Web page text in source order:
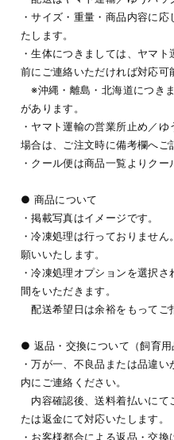
・サイズ・重量・商品内容に
たします。
・生体につきましては、ヤマ
前にご連絡いただければ対応可
※沖縄・離島・北海道につき
があります。
・ヤマト運輸の営業所止め／
場合は、ご注文時に備考欄へご
・クール便は商品一覧よりクー
● 商品について
・掲載写真はイメージです。
・冷凍処理は行っておりませ
願いいたします。
・冷凍処理オプションを選択
間をいただきます。
配送希望日は余裕をもってご
● 返品・交換について（飼育用
・万が一、不良品または品違
内にご連絡ください。
内容確認後、送料着払いにて
たは返金にて対応いたします。
・お客様都合による返品・交換